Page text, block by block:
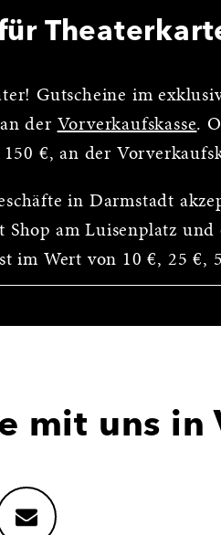
Gutscheine im
der Vorverkaufskasse.
€, an der
in Darmstadt
Shop am Luisenplatz
im Wert von 10 €, 25 €,
mit uns in
mail